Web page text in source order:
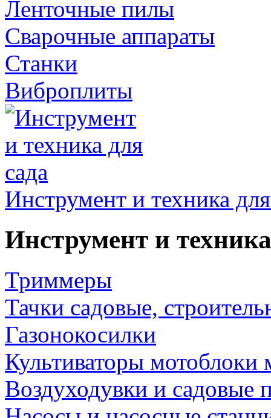
Ленточные пилы
Сварочные аппараты
Станки
Виброплиты
Инструмент и техника
Инструмент и
Триммеры
Тачки садовые,
Газонокосилки
Культиваторы мотоблоки
Воздуходувки и садовые